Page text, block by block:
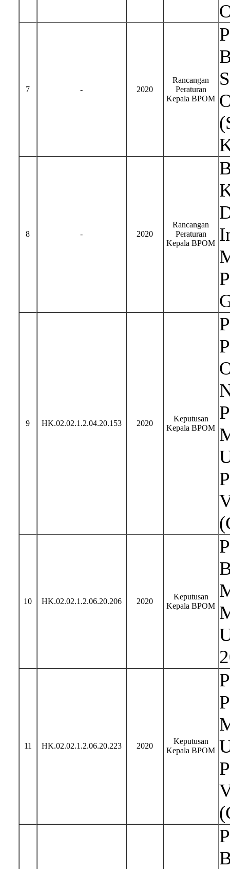
7 - 2020
Rancangan
Peraturan
Kepala BPOM
8 - 2020
Rancangan
Peraturan
Kepala BPOM
9 HK.02.02.1.2.04.20.153 2020
Keputusan
Kepala BPOM
10 HK.02.02.1.2.06.20.206 2020
Keputusan
Kepala BPOM
11 HK.02.02.1.2.06.20.223 2020
Keputusan
Kepala BPOM